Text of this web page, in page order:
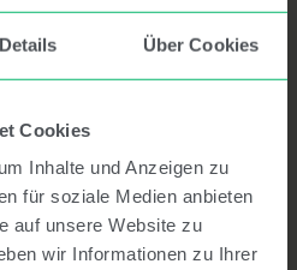
Details Über Cookies
Cookies
Inhalte und Anzeigen zu
für soziale Medien anbieten
auf unsere Website zu
wir Informationen zu Ihrer
– empfohlene Variante